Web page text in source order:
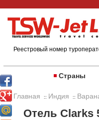
Реестровый номер
Страны
Главная :: Индия ::
Отель Clarks